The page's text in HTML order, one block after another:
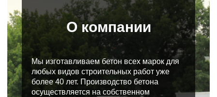
О компании
Мы изготавливаем бетон всех марок для
любых видов строительных работ уже
более 40 лет. Производство бетона
осуществляется на собственном